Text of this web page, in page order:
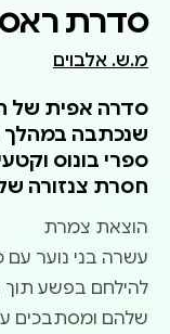
סדרת
מ.ש. אלבוים
סדרה אפית של
שנכתבה במהלך
ספרי בונוס
חסרת צנזורה
עשרה בני נוער עם
להילחם בפשע תוך
שלהם ומסתבכים